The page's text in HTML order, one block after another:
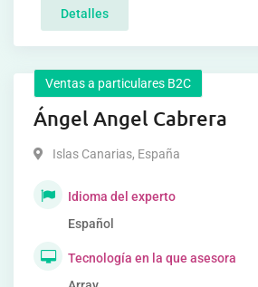
Detalles
Ventas a particulares B2C
Ángel Angel Cabrera
Islas Canarias, España
Idioma del experto
Español
Tecnología en la que asesora